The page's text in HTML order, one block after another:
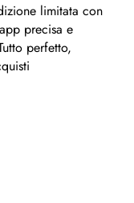
limitata con
precisa e
perfetto,